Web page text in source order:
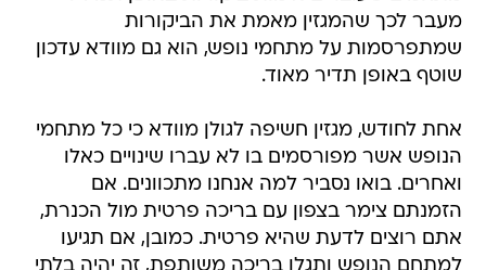
מעבר לכך שהמגזין מאמת את הביקורות
שמתפרסמות על מתחמי נופש, הוא גם מוודא עדכון
שוטף באופן תדיר מאוד.
אחת לחודש, מגזין חשיפה לגולן מוודא כי כל מתחמי
הנופש אשר מפורסמים בו לא עברו שינויים כאלו
ואחרים. בואו נסביר למה אנחנו מתכוונים. אם
הזמנתם צימר בצפון עם בריכה פרטית מול הכנרת,
אתם רוצים לדעת שהיא פרטית. כמובן, אם תגיעו